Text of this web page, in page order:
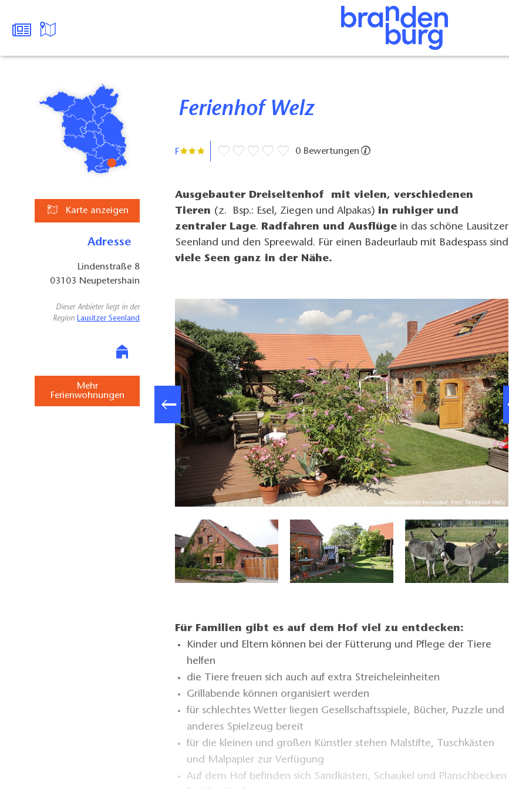
Karte anzeigen
Adresse
Lindenstraße 8
03103 Neupetershain
Dieser Anbieter liegt in der
Region Lausitzer Seenland
Mehr
Ferienwohnungen
Ferienhof Welz
F 0 Bewertungen
Ausgebauter Dreiseitenhof mit vielen, verschiedenen
Tieren (z. Bsp.: Esel, Ziegen und Alpakas) in ruhiger und
zentraler Lage. Radfahren und Ausflüge in das schöne Lausitzer
Seenland und den Spreewald. Für einen Badeurlaub mit Badespass sind
viele Seen ganz in der Nähe.
Außenansicht Ferienhof, Foto: Ferienhof Welz
Für Familien gibt es auf dem Hof viel zu entdecken:
Kinder und Eltern können bei der Fütterung und Pflege der Tiere
helfen
die Tiere freuen sich auch auf extra Streicheleinheiten
Grillabende können organisiert werden
für schlechtes Wetter liegen Gesellschaftsspiele, Bücher, Puzzle und
anderes Spielzeug bereit
für die kleinen und großen Künstler stehen Malstifte, Tuschkästen
und Malpapier zur Verfügung
Auf dem Hof befinden sich Sandkästen, Schaukel und Planschbecken